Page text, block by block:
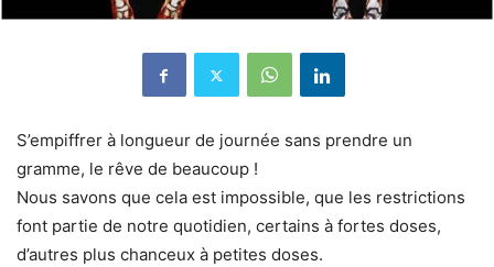
S’empiffrer à longueur de journée sans prendre un
gramme, le rêve de beaucoup !
Nous savons que cela est impossible, que les restrictions
font partie de notre quotidien, certains à fortes doses,
d’autres plus chanceux à petites doses.